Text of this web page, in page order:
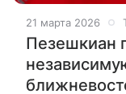
21 марта 2026
Пезешкиан